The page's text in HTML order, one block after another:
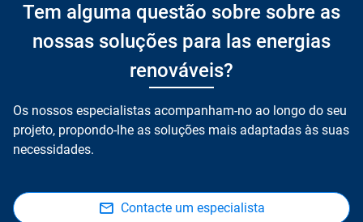
Tem alguma questão sobre sobre as
nossas soluções para las energias
renováveis?
Os nossos especialistas acompanham-no ao longo do seu
projeto, propondo-lhe as soluções mais adaptadas às suas
necessidades.
Contacte um especialista